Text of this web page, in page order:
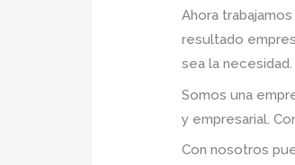
Ahora
resultado
sea la necesidad.
Somos una
y empresarial.
Con nosotros